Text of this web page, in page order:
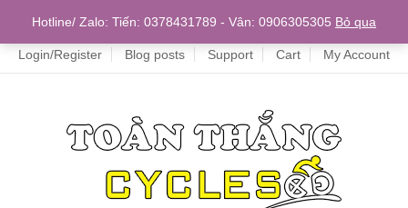
Home
Login/Register Blog posts Support Cart My Account
Hotline/ Zalo: Tiến: 0378431789 - Vân: 0906305305 Bỏ qua